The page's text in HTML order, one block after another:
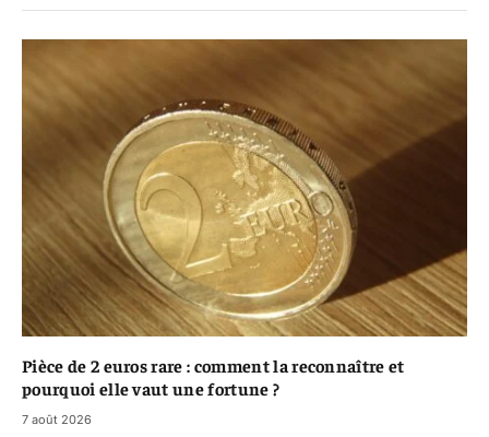
Pièce de 2 euros rare : comment la reconnaître et
pourquoi elle vaut une fortune ?
7 août 2026